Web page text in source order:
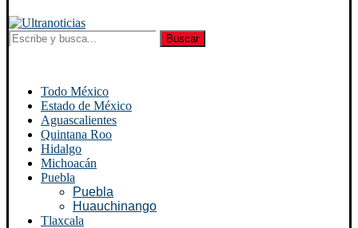
Buscar
Todo México
Estado de México
Aguascalientes
Quintana Roo
Hidalgo
Michoacán
Puebla
Puebla
Huauchinango
Tlaxcala